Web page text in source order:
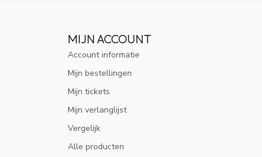
MIJN ACCOUNT
Account informatie
Mijn bestellingen
Mijn tickets
Mijn verlanglijst
Vergelijk
Alle producten